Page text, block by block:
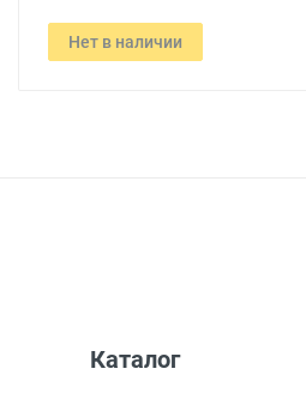
Нет в наличии
Каталог